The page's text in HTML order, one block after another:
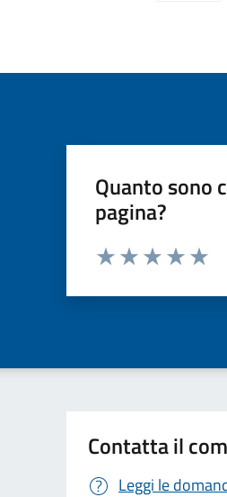
Quanto sono
pagina?
Valuta da 1 a 5 stelle la
Contatta il
Leggi le